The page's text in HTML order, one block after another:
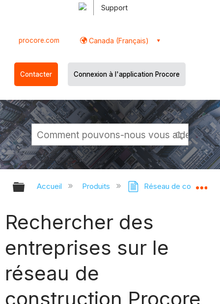
Support
procore.com Canada (Français)
Contacter Connexion à l'application Procore
Développer/réduire la hiérarchie
Accueil Produits Réseau de
Rechercher des
entreprises sur le
réseau de
construction Procore